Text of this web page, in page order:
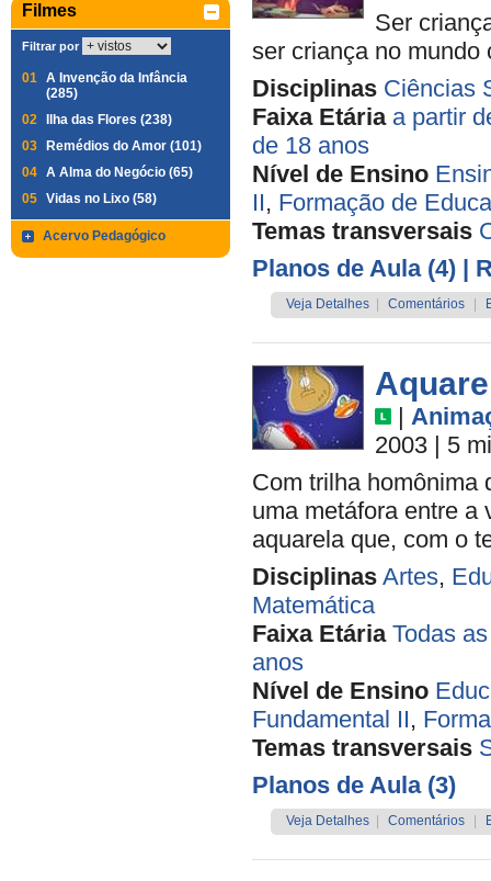
Filmes
Filtrar por
01 A Invenção da Infância
(285)
02
Ilha das Flores (238)
03
Remédios do Amor (101)
04 A Alma do Negócio (65)
05 Vidas no Lixo (58)
Acervo Pedagógico
Ser
ser criança no mundo
Disciplinas Ciências
Faixa Etária a partir
de 18 anos
Nível de Ensino
II, Formação de
Temas transversais
Planos de Aula (4) |
Veja Detalhes Comentários
|
2003 | 5
Com trilha homônima
uma metáfora entre a
aquarela que, com o
Disciplinas Artes,
Matemática
Faixa Etária Todas
anos
Nível de Ensino
Fundamental II,
Temas transversais
Planos de Aula (3)
Veja Detalhes Comentários